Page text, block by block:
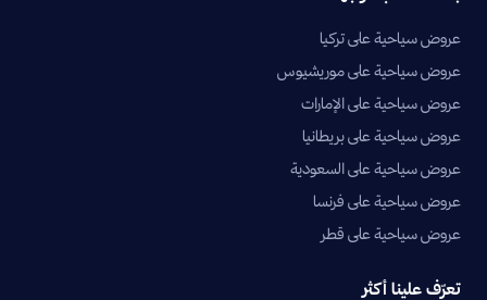
عروض سياحية على تركيا
عروض سياحية على موريشيوس
عروض سياحية على الإمارات
عروض سياحية على بريطانيا
عروض سياحية على السعودية
عروض سياحية على فرنسا
عروض سياحية على قطر
تعرّف علينا أكثر